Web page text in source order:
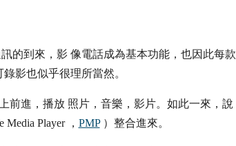
的到來，影 像電話成為基本功能，也因此每款
影也似乎很理所當然。
前進，播放 照片，音樂，影片。如此一來，說
Player ， PMP）整合進來。